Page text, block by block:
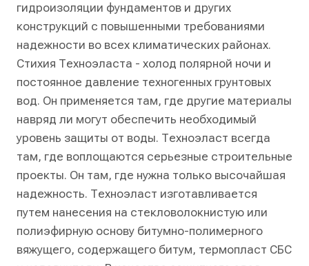
гидроизоляции фундаментов и других
конструкций с повышенными требованиями
надежности во всех климатических районах.
Стихия Техноэласта - холод полярной ночи и
постоянное давление техногенных грунтовых
вод. Он применяется там, где другие материалы
навряд ли могут обеспечить необходимый
уровень защиты от воды. Техноэласт всегда
там, где воплощаются серьезные строительные
проекты. Он там, где нужна только высочайшая
надежность. Техноэласт изготавливается
путем нанесения на стекловолокнистую или
полиэфирную основу битумно-полимерного
вяжущего, содержащего битум, термопласт СБС